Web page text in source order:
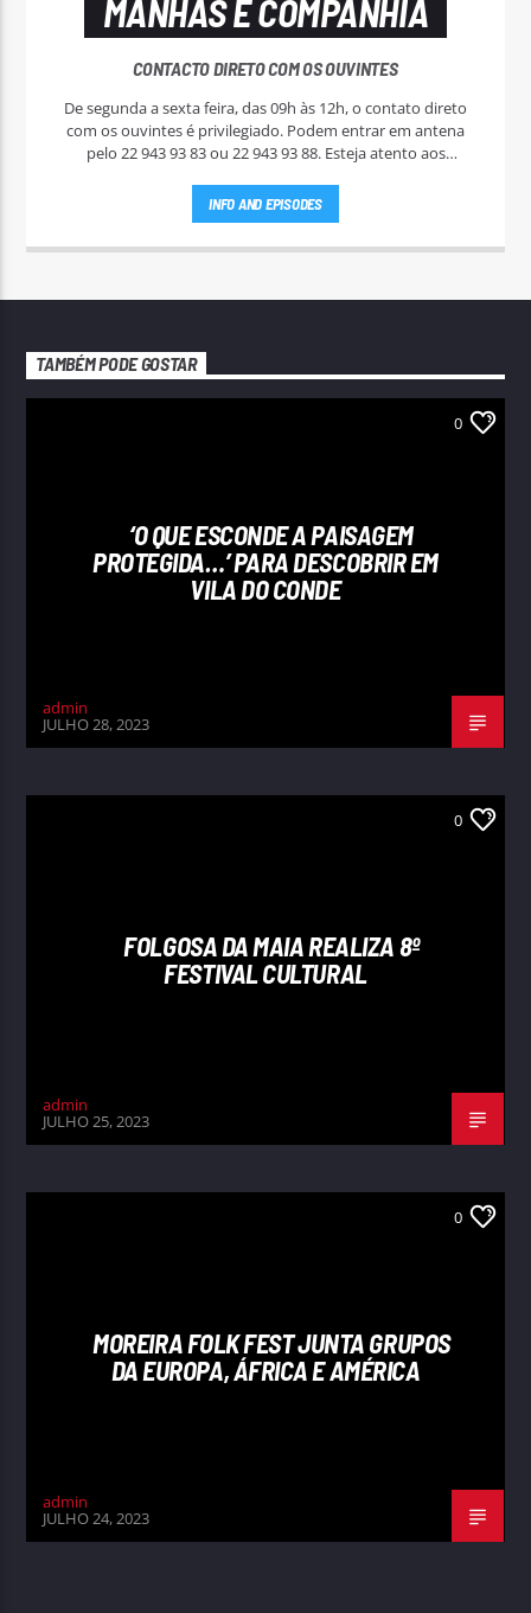
MANHÃS E COMPANHIA
CONTACTO DIRETO COM OS OUVINTES
De segunda a sexta feira, das 09h às 12h, o contato direto
com os ouvintes é privilegiado. Podem entrar em antena
pelo 22 943 93 83 ou 22 943 93 88. Esteja atento aos
INFO AND EPISODES
TAMBÉM PODE GOSTAR
0
‘O QUE ESCONDE A PAISAGEM
PROTEGIDA…’ PARA DESCOBRIR EM
VILA DO CONDE
admin
JULHO 28, 2023
0
FOLGOSA DA MAIA REALIZA 8º
FESTIVAL CULTURAL
admin
JULHO 25, 2023
0
MOREIRA FOLK FEST JUNTA GRUPOS
DA EUROPA, ÁFRICA E AMÉRICA
admin
JULHO 24, 2023